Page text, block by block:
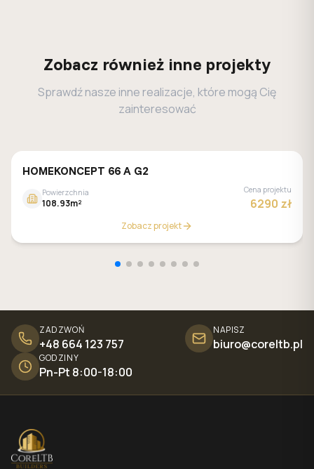
Zobacz również inne projekty
Sprawdź nasze inne realizacje, które mogą Cię
zainteresować
HOMEKONCEPT 66 A G2
Powierzchnia
108.93m²
Cena projektu
6290 zł
Zobacz projekt
ZADZWOŃ
+48 664 123 757
NAPISZ
biuro@coreltb.pl
GODZINY
Pn-Pt 8:00-18:00